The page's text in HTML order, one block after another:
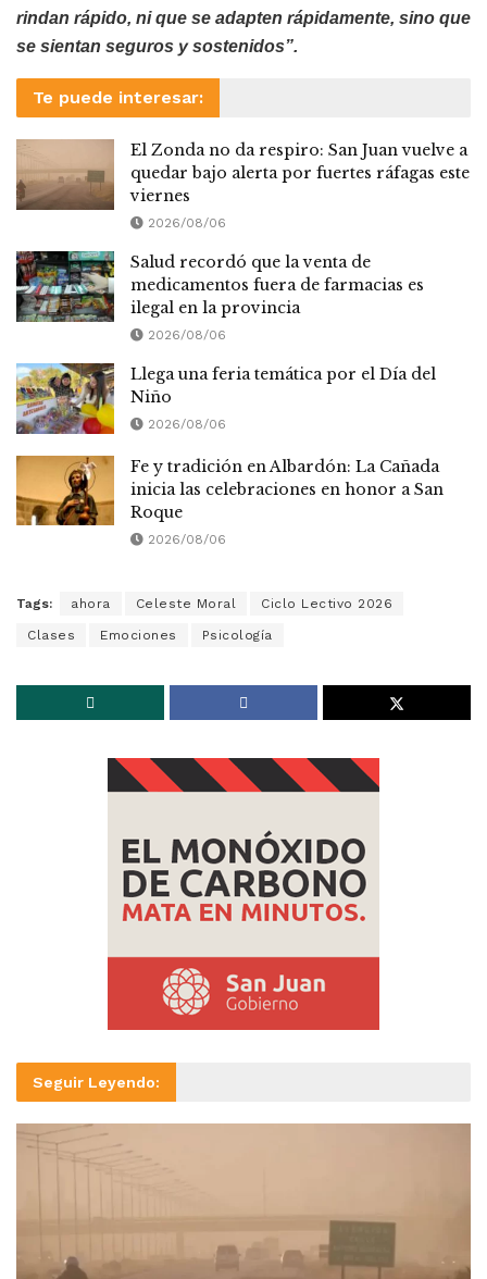
rindan rápido, ni que se adapten rápidamente, sino que
se sientan seguros y sostenidos”.
Te puede interesar:
El Zonda no da respiro: San Juan vuelve a
quedar bajo alerta por fuertes ráfagas este
viernes
2026/08/06
Salud recordó que la venta de
medicamentos fuera de farmacias es
ilegal en la provincia
2026/08/06
Llega una feria temática por el Día del
Niño
2026/08/06
Fe y tradición en Albardón: La Cañada
inicia las celebraciones en honor a San
Roque
2026/08/06
Tags: ahora Celeste Moral Ciclo Lectivo 2026
Clases Emociones Psicología
Seguir Leyendo: